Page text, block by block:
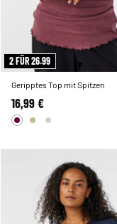
2 FÜR 26.99
Geripptes Top mit Spitzen
16,99 €